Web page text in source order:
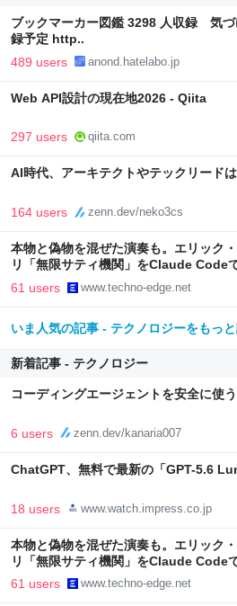
ブックマーカー図鑑 3298 人収録 気
録予定 http..
489 users anond.hatelabo.jp
Web API設計の現在地2026 - Qiita
297 users qiita.com
AI時代、アーキテクトやテックリード
164 users zenn.dev/neko3cs
本物と偽物を混ぜた演奏も。エリック
リ「無限サティ機関」をClaude Code
（CloseBox） | テクノエッジ
61 users www.techno-edge.net
いま人気の記事 - テクノロジーをもっ
新着記事 - テクノロジー
コーディングエージェントを安全に使
6 users zenn.dev/kanaria007
ChatGPT、無料で最新の「GPT-5.6
18 users www.watch.impress.co.jp
本物と偽物を混ぜた演奏も。エリック
リ「無限サティ機関」をClaude Code
（CloseBox） | テクノエッジ
61 users www.techno-edge.net